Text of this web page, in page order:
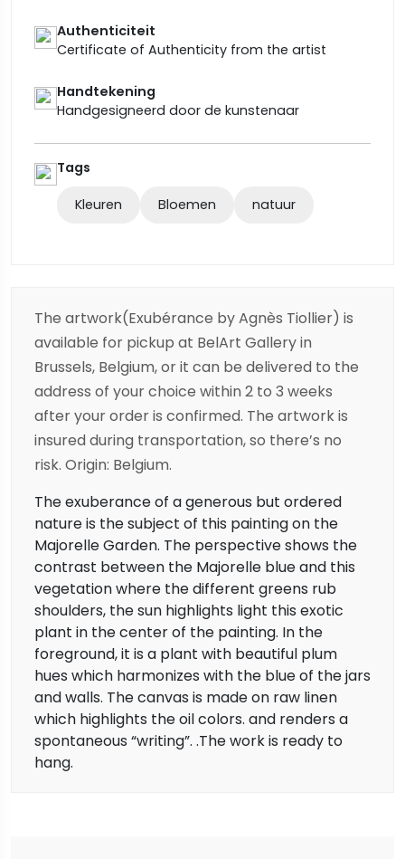
Authenticiteit
Certificate of Authenticity from the artist
Handtekening
Handgesigneerd door de kunstenaar
Tags
Kleuren Bloemen natuur
The artwork(Exubérance by Agnès Tiollier) is
available for pickup at BelArt Gallery in
Brussels, Belgium, or it can be delivered to the
address of your choice within 2 to 3 weeks
after your order is confirmed. The artwork is
insured during transportation, so there’s no
risk. Origin: Belgium.
The exuberance of a generous but ordered
nature is the subject of this painting on the
Majorelle Garden. The perspective shows the
contrast between the Majorelle blue and this
vegetation where the different greens rub
shoulders, the sun highlights light this exotic
plant in the center of the painting. In the
foreground, it is a plant with beautiful plum
hues which harmonizes with the blue of the jars
and walls. The canvas is made on raw linen
which highlights the oil colors. and renders a
spontaneous “writing”. .The work is ready to
hang.